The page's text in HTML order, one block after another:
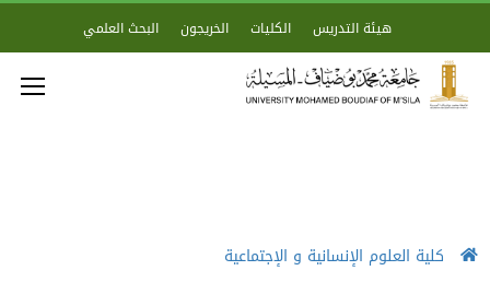
هيئة التدريس الكليات الخريجون البحث العلمي
كلية العلوم الإنسانية و الإجتماعية